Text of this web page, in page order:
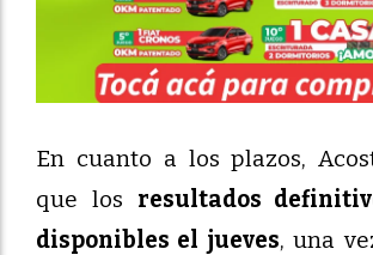
En cuanto a los plazos,
que los resultados
disponibles el jueves, una